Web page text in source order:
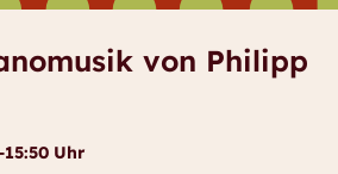
von Philipp
Uhr